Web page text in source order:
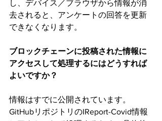
し、デバイス／ブラウザから情報が消
去されると、アンケートの回答を更新
できなくなります。
ブロックチェーンに投稿された情報に
アクセスして処理するにはどうすれば
よいですか？
情報はすでに公開されています。
GitHubリポジトリのIReport-Covid情報